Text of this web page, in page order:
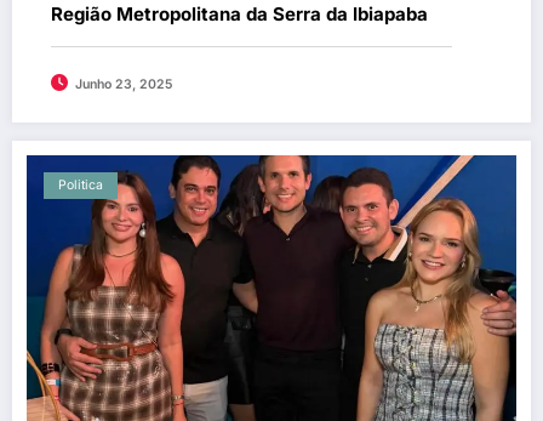
Região Metropolitana da Serra da Ibiapaba
Junho 23, 2025
Politica